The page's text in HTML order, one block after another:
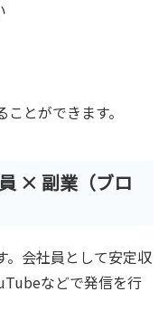
ことができます。
× 副業（ブロ
。会社員として安定収
などで発信を行